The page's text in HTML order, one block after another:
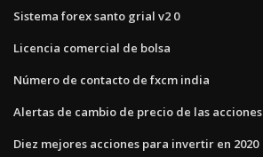
Sistema forex santo grial v2 0
Licencia comercial de bolsa
Número de contacto de fxcm india
Alertas de cambio de precio de las acciones
Diez mejores acciones para invertir en 2020